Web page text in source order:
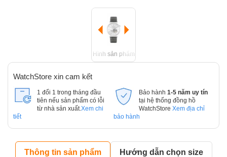
Hình sản phẩm
WatchStore xin cam kết
1 đổi 1 trong tháng đầu
tiên nếu sản phẩm có lỗi
từ nhà sản xuất. Xem chi
tiết
Bảo hành 1-5 năm uy tín
tại hệ thống đồng hồ
WatchStore Xem địa chỉ
bảo hành
Thông tin sản phẩm Hướng dẫn chọn size